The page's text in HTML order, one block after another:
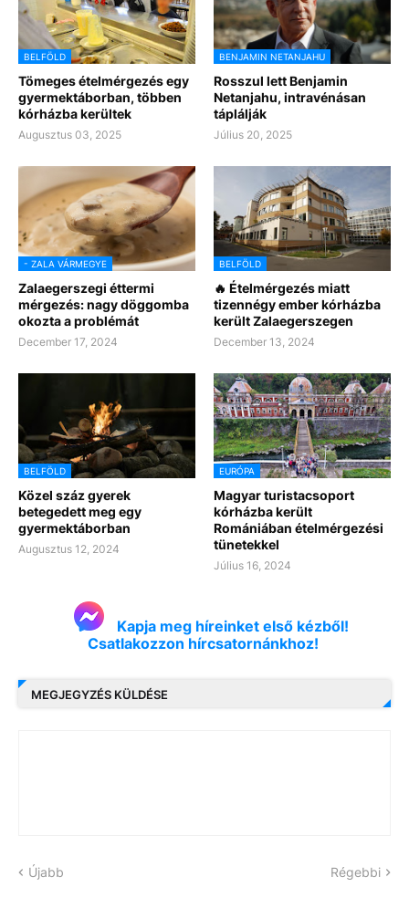
BELFÖLD
Tömeges ételmérgezés egy
gyermektáborban, többen
kórházba kerültek
Augusztus 03, 2025
BENJAMIN NETANJAHU
Rosszul lett Benjamin
Netanjahu, intravénásan
táplálják
Július 20, 2025
- ZALA VÁRMEGYE
Zalaegerszegi éttermi
mérgezés: nagy döggomba
okozta a problémát
December 17, 2024
BELFÖLD
🔥 Ételmérgezés miatt
tizennégy ember kórházba
került Zalaegerszegen
December 13, 2024
BELFÖLD
Közel száz gyerek
betegedett meg egy
gyermektáborban
Augusztus 12, 2024
EURÓPA
Magyar turistacsoport
kórházba került
Romániában ételmérgezési
tünetekkel
Július 16, 2024
Kapja meg híreinket első kézből!
Csatlakozzon hírcsatornánkhoz!
MEGJEGYZÉS KÜLDÉSE
Újabb Régebbi